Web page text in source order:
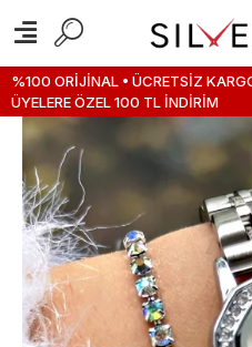
%100 ORİJİNAL • ÜCRETSİZ
ÜYELERE ÖZEL 100 TL İNDİRİM